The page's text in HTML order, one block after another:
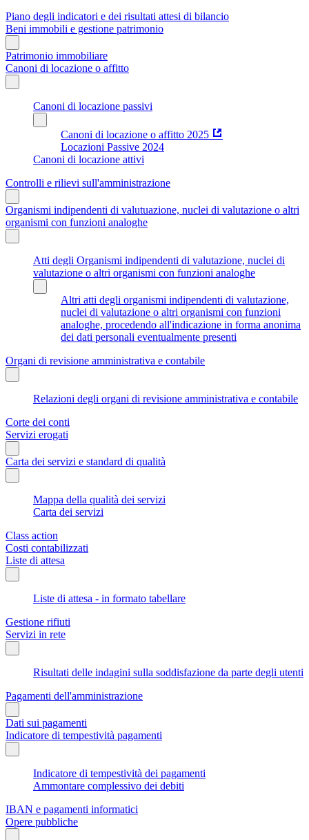
Piano degli indicatori e dei risultati attesi di bilancio
Beni immobili e gestione patrimonio
Patrimonio immobiliare
Canoni di locazione o affitto
Canoni di locazione passivi
Canoni di locazione o affitto 2025
Locazioni Passive 2024
Canoni di locazione attivi
Controlli e rilievi sull'amministrazione
Organismi indipendenti di valutuazione, nuclei di valutazione o altri
organismi con funzioni analoghe
Atti degli Organismi indipendenti di valutazione, nuclei di
valutazione o altri organismi con funzioni analoghe
Altri atti degli organismi indipendenti di valutazione,
nuclei di valutazione o altri organismi con funzioni
analoghe, procedendo all'indicazione in forma anonima
dei dati personali eventualmente presenti
Organi di revisione amministrativa e contabile
Relazioni degli organi di revisione amministrativa e contabile
Corte dei conti
Servizi erogati
Carta dei servizi e standard di qualità
Mappa della qualità dei servizi
Carta dei servizi
Class action
Costi contabilizzati
Liste di attesa
Liste di attesa - in formato tabellare
Gestione rifiuti
Servizi in rete
Risultati delle indagini sulla soddisfazione da parte degli utenti
Pagamenti dell'amministrazione
Dati sui pagamenti
Indicatore di tempestività pagamenti
Indicatore di tempestività dei pagamenti
Ammontare complessivo dei debiti
IBAN e pagamenti informatici
Opere pubbliche